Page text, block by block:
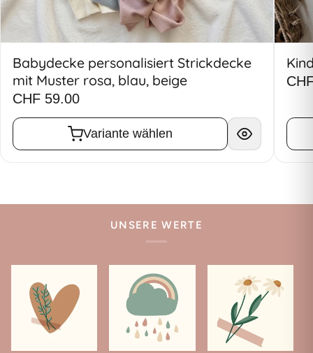
Babydecke personalisiert Strickdecke
mit Muster rosa, blau, beige
CHF 59.00
Variante wählen
UNSERE WERTE